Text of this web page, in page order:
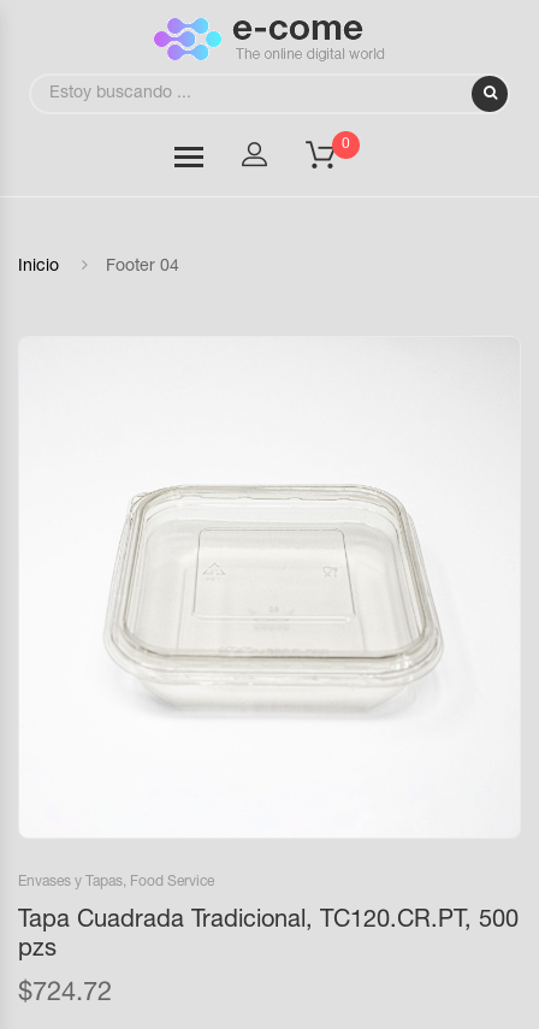
0
Inicio Footer 04
Envases y Tapas, Food Service
Tapa Cuadrada Tradicional, TC120.CR.PT, 500
pzs
$724.72